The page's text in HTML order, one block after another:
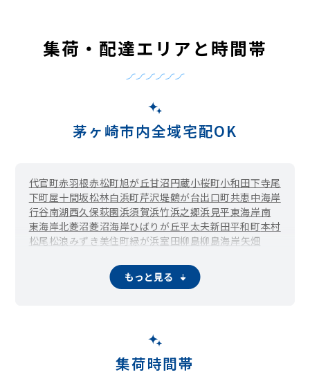
集荷・配達エリアと時間帯
茅ヶ崎市内全域宅配OK
代官町赤羽根赤松町旭が丘甘沼円蔵小桜町小和田下寺尾
下町屋十間坂松林白浜町芹沢堤鶴が台出口町共恵中海岸
行谷南湖西久保萩園浜須賀浜竹浜之郷浜見平東海岸南
東海岸北菱沼菱沼海岸ひばりが丘平太夫新田平和町本村
松尾 松浪 みずき 美住町緑が浜室田柳島柳島海岸矢畑
もっと見る
集荷時間帯